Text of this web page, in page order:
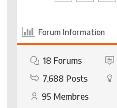
Forum Information
18 Forums
7,688 Posts
95 Membres